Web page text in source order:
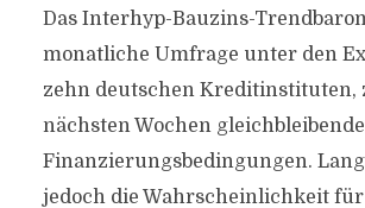
Das Interhyp-Bauzins-
monatliche Umfrage unter den
zehn deutschen Kreditinstituten,
nächsten Wochen gleichbleibende
Finanzierungsbedingungen.
jedoch die Wahrscheinlichkeit